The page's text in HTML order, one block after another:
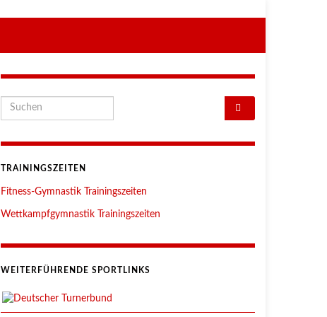
Search for:
TRAININGSZEITEN
Fitness-Gymnastik Trainingszeiten
Wettkampfgymnastik Trainingszeiten
WEITERFÜHRENDE SPORTLINKS